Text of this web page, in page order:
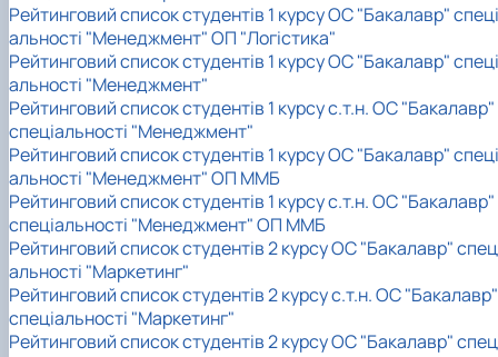
Рейтинговий список студентів 1 курсу ОС "Бакалавр" спеці
альності "Менеджмент" ОП "Логістика"
Рейтинговий список студентів 1 курсу ОС "Бакалавр" спеці
альності "Менеджмент"
Рейтинговий список студентів 1 курсу с.т.н. ОС "Бакалавр"
спеціальності "Менеджмент"
Рейтинговий список студентів 1 курсу ОС "Бакалавр" спеці
альності "Менеджмент" ОП ММБ
Рейтинговий список студентів 1 курсу с.т.н. ОС "Бакалавр"
спеціальності "Менеджмент" ОП ММБ
Рейтинговий список студентів 2 курсу ОС "Бакалавр"
альності "Маркетинг"
Рейтинговий список студентів 2 курсу с.т.н. ОС "Бакалавр"
спеціальності "Маркетинг"
Рейтинговий список студентів 2 курсу ОС "Бакалавр"